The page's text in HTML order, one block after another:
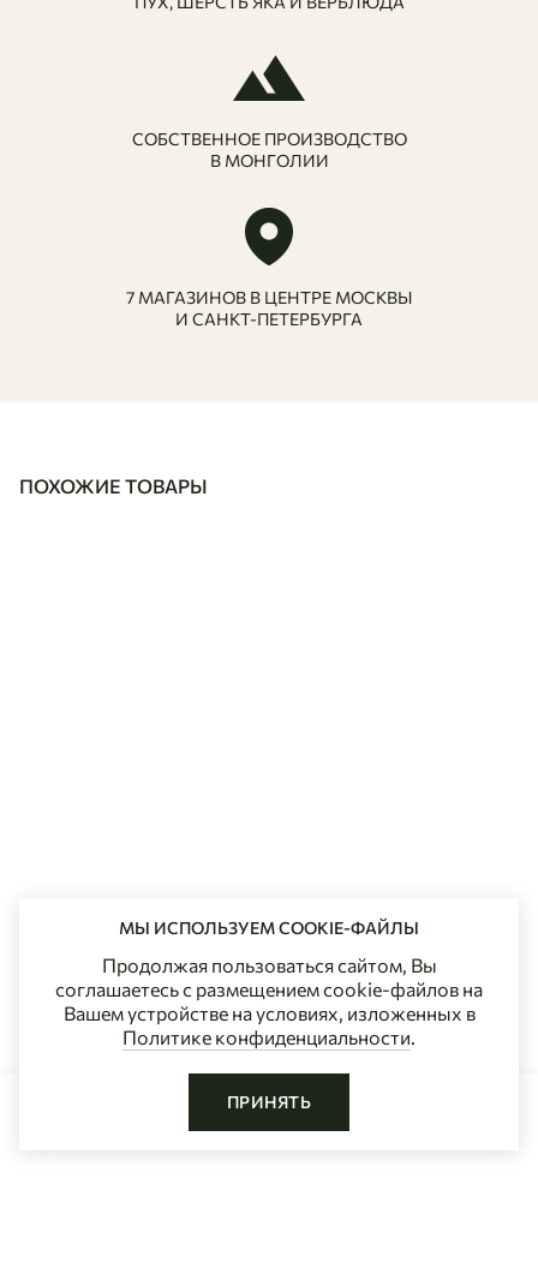
СОБСТВЕННОЕ ПРОИЗВОДСТВО
В МОНГОЛИИ
7 МАГАЗИНОВ В ЦЕНТРЕ МОСКВЫ
И САНКТ-ПЕТЕРБУРГА
ПОХОЖИЕ ТОВАРЫ
МЫ ИСПОЛЬЗУЕМ COOKIE-ФАЙЛЫ
Продолжая пользоваться сайтом, Вы
соглашаетесь с размещением cookie-файлов на
Вашем устройстве на условиях, изложенных в
Политике конфиденциальности.
ПРИНЯТЬ